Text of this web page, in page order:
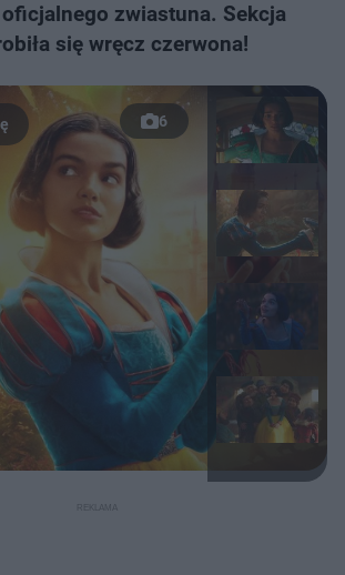
oficjalnego zwiastuna. Sekcja
się wręcz czerwona!
6